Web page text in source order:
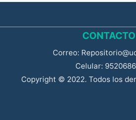
Correo:
Celular:
Copyright © 2022. Todos los